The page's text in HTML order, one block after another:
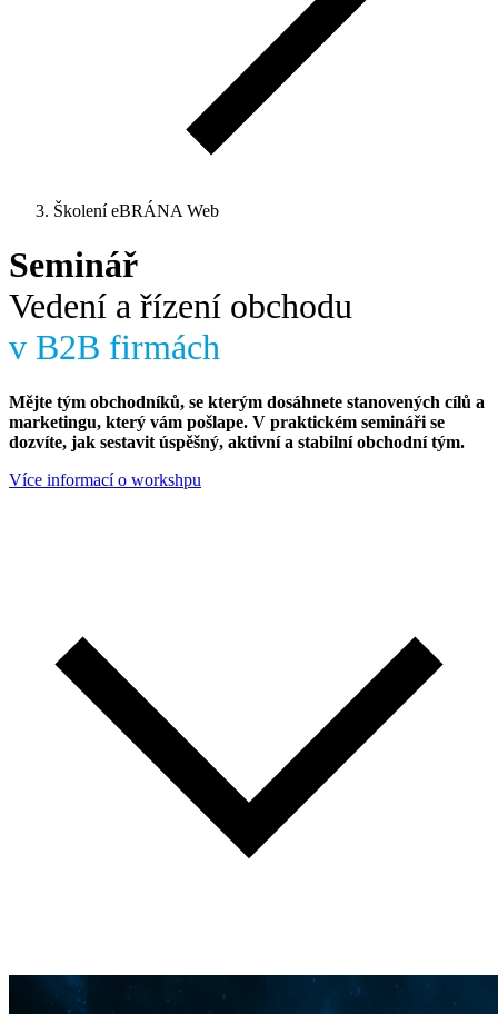
Školení eBRÁNA Web
Seminář
Vedení a řízení obchodu
v B2B firmách
Mějte tým obchodníků, se kterým dosáhnete stanovených cílů a
marketingu, který vám pošlape. V praktickém semináři se
dozvíte, jak sestavit úspěšný, aktivní a stabilní obchodní tým.
Více informací o workshpu